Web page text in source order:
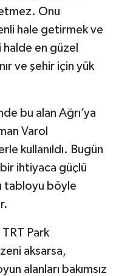
Onu
hale getirmek ve
en güzel
ve şehir için yük
bu alan Ağrı’ya
Varol
kullanıldı. Bugün
ihtiyaca güçlü
tabloyu böyle
Park
aksarsa,
alanları bakımsız